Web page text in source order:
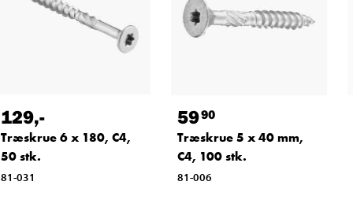
129,-
Træskrue 6 x 180, C4,
50 stk.
81-031
5990
Træskrue 5 x 40 mm,
C4, 100 stk.
81-006